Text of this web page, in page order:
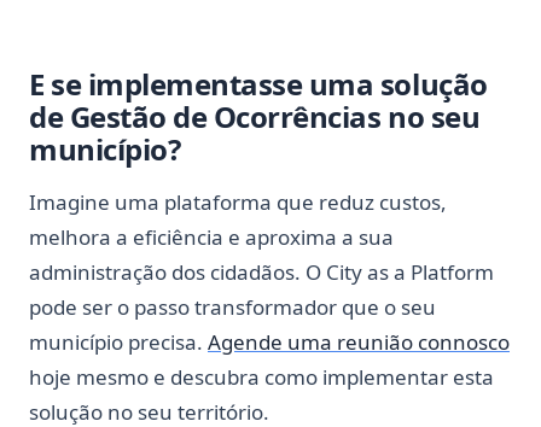
E se implementasse uma solução
de Gestão de Ocorrências no seu
município?
Imagine uma plataforma que reduz custos,
melhora a eficiência e aproxima a sua
administração dos cidadãos. O City as a Platform
pode ser o passo transformador que o seu
município precisa. Agende uma reunião connosco
hoje mesmo e descubra como implementar esta
solução no seu território.